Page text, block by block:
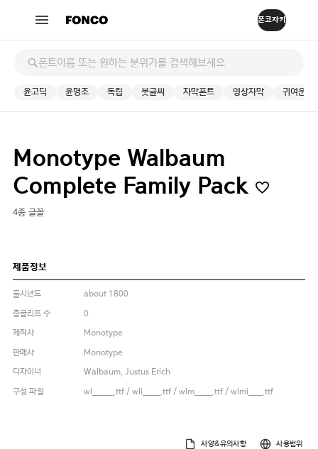
윤고딕 윤명조 독립 붓글씨 자막폰트 영상자막 귀여운
Monotype Walbaum
Complete Family Pack
4종 글꼴
제품정보
출시년도
about 1800
총글리프 수
0
제작사
Monotype
판매사
Monotype
디자이너
Walbaum, Justus Erich
구성 파일
wl______.ttf / wli_____.ttf / wlm_____.ttf / wlmi____.ttf
사양&유의사항 사용범위